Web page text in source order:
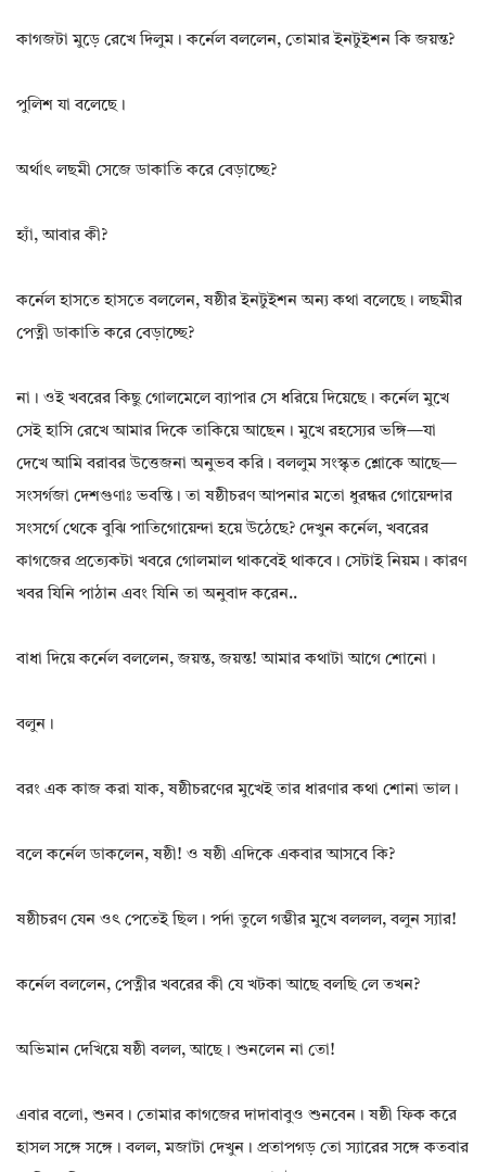
কাগজটা মুড়ে রেখে দিলুম। কর্নেল বললেন, তোমার ইনটুইশন কি জয়ন্ত?
পুলিশ যা বলেছে।
অর্থাৎ লছমী সেজে ডাকাতি করে বেড়াচ্ছে?
হ্যাঁ, আবার কী?
কর্নেল হাসতে হাসতে বললেন, ষষ্ঠীর ইনটুইশন অন্য কথা বলেছে। লছমীর
পেত্নী ডাকাতি করে বেড়াচ্ছে?
না। ওই খবরের কিছু গোলমেলে ব্যাপার সে ধরিয়ে দিয়েছে। কর্নেল মুখে
সেই হাসি রেখে আমার দিকে তাকিয়ে আছেন। মুখে রহস্যের ভঙ্গি—যা
দেখে আমি বরাবর উত্তেজনা অনুভব করি। বললুম সংস্কৃত শ্লোকে আছে—
সংসর্গজা দেশগুণাঃ ভবন্তি। তা ষষ্ঠীচরণ আপনার মতো ধুরন্ধর গোয়েন্দার
সংসর্গে থেকে বুঝি পাতিগোয়েন্দা হয়ে উঠেছে? দেখুন কর্নেল, খবরের
কাগজের প্রত্যেকটা খবরে গোলমাল থাকবেই থাকবে। সেটাই নিয়ম। কারণ
খবর যিনি পাঠান এবং যিনি তা অনুবাদ করেন..
বাধা দিয়ে কর্নেল বললেন, জয়ন্ত, জয়ন্ত! আমার কথাটা আগে শোনো।
বলুন।
বরং এক কাজ করা যাক, ষষ্ঠীচরণের মুখেই তার ধারণার কথা শোনা ভাল।
বলে কর্নেল ডাকলেন, ষষ্ঠী! ও ষষ্ঠী এদিকে একবার আসবে কি?
ষষ্ঠীচরণ যেন ওৎ পেতেই ছিল। পর্দা তুলে গম্ভীর মুখে বললল, বলুন স্যার!
কর্নেল বললেন, পেত্নীর খবরের কী যে খটকা আছে বলছি লে তখন?
অভিমান দেখিয়ে ষষ্ঠী বলল, আছে। শুনলেন না তো!
এবার বলো, শুনব। তোমার কাগজের দাদাবাবুও শুনবেন। ষষ্ঠী ফিক করে
হাসল সঙ্গে সঙ্গে। বলল, মজাটা দেখুন। প্রতাপগড় তো স্যারের সঙ্গে কতবার